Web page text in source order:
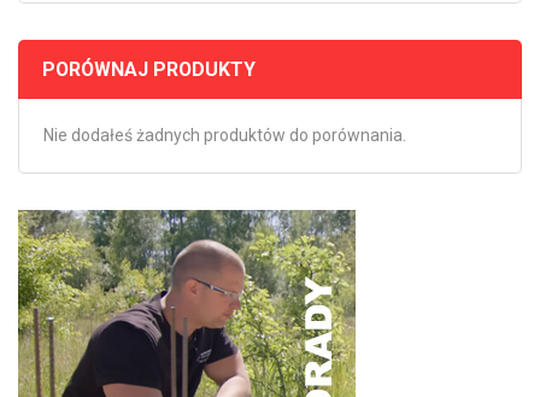
PORÓWNAJ PRODUKTY
Nie dodałeś żadnych produktów do porównania.